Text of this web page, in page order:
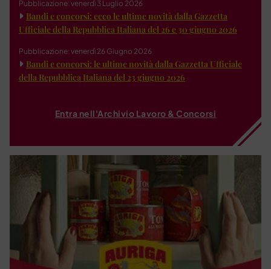
Pubblicazione: venerdì 3 Luglio 2026
Bandi e concorsi: ecco le ultime novità dalla Gazzetta
Ufficiale della Repubblica Italiana del 26 e 30 giugno 2026
Pubblicazione: venerdì 26 Giugno 2026
Bandi e concorsi: le ultime novità dalla Gazzetta Ufficiale
della Repubblica Italiana del 23 giugno 2026
Entra nell'Archivio Lavoro & Concorsi